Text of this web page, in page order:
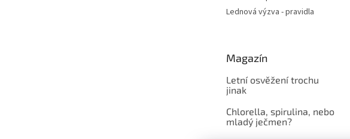
Lednová výzva - pravidla
Magazín
Letní osvěžení trochu
jinak
Chlorella, spirulina, nebo
mladý ječmen?